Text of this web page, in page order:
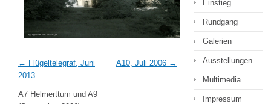
Flügeltelegraf, Juni
2013
A10, Juli 2006
A7 Helmerttum und A9
Einstieg
Rundgang
Galerien
Ausstellungen
Multimedia
Impressum